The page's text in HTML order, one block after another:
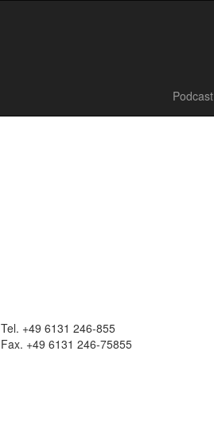
Podcast
Tel. +49 6131 246-855
Fax. +49 6131 246-75855